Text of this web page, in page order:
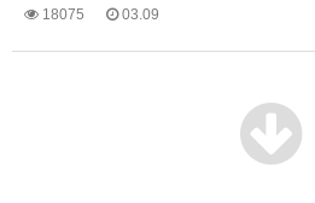
18075 03.09